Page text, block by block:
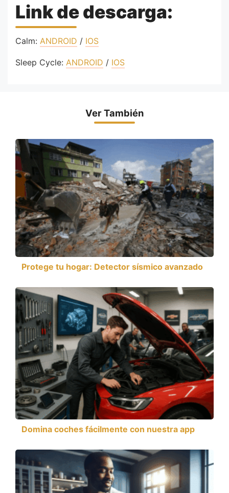
Link de descarga:
Calm: ANDROID / IOS
Sleep Cycle: ANDROID / IOS
Ver También
Protege tu hogar: Detector sísmico avanzado
Domina coches fácilmente con nuestra app